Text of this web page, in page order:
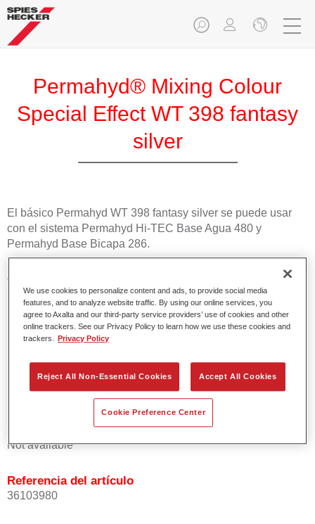
Permahyd® Mixing Colour
Special Effect WT 398 fantasy
silver
El básico Permahyd WT 398 fantasy silver se puede usar
con el sistema Permahyd Hi-TEC Base Agua 480 y
Permahyd Base Bicapa 286.
Características del producto
Fácil y rápido de aplicar.
Excepcional precisión del color con una orientación
homogénea de las partículas de efecto.
Tiempos de proceso cortos.
Muy buena cubrición.
Se usa para reparar colores OEM especiales.
Product Variant
Not available
Referencia del artículo
36103980
We use cookies to personalize content and ads, to provide social media
features, and to analyze website traffic. By using our online services, you
agree to Axalta and our third-party service providers’ use of cookies and other
online trackers. See our Privacy Policy to learn how we use these cookies and
trackers.
Privacy Policy
Reject All Non-Essential Cookies Accept All Cookies
Cookie Preference Center